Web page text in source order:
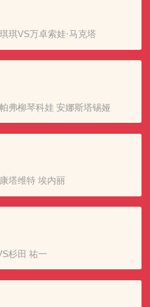
琪VS万卓索娃·马克塔
弗柳琴科娃 安娜斯塔锡娅
塔维特 埃内丽
杉田 祐一